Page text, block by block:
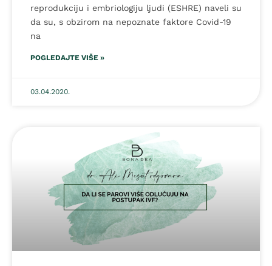
reprodukciju i embriologiju ljudi (ESHRE) naveli su
da su, s obzirom na nepoznate faktore Covid-19
na
POGLEDAJTE VIŠE »
03.04.2020.